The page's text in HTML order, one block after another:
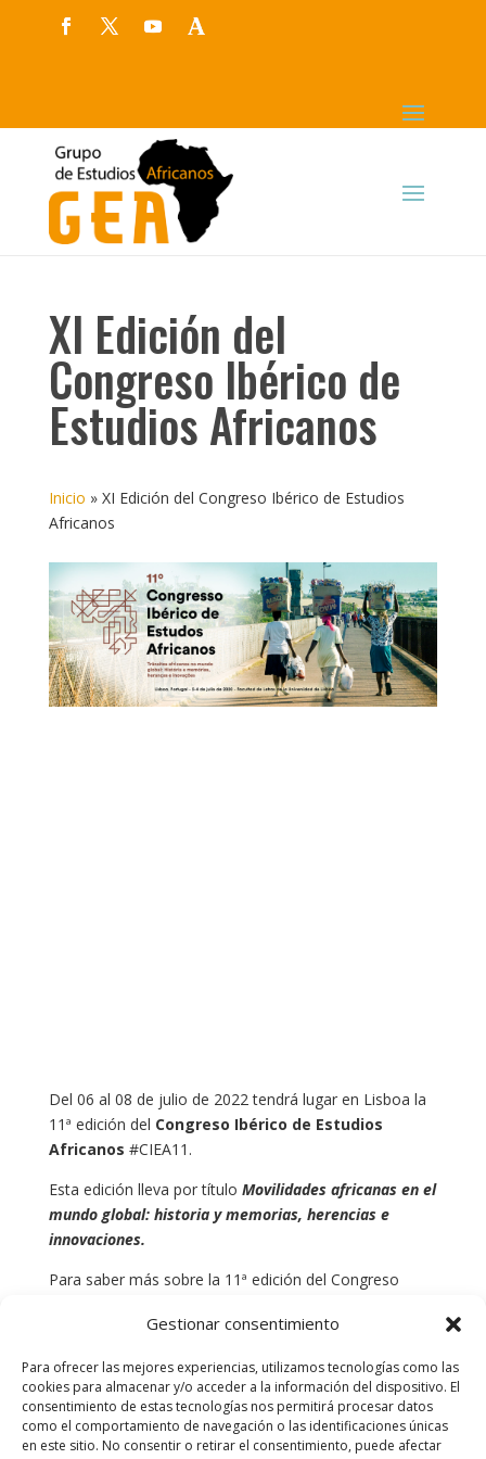
Gestionar consentimiento
Para ofrecer las mejores experiencias, utilizamos tecnologías como las
cookies para almacenar y/o acceder a la información del dispositivo. El
consentimiento de estas tecnologías nos permitirá procesar datos
como el comportamiento de navegación o las identificaciones únicas
en este sitio. No consentir o retirar el consentimiento, puede afectar
XI Edición del
Congreso Ibérico de
Estudios Africanos
Inicio » XI Edición del Congreso Ibérico de Estudios
Africanos
Del 06 al 08 de julio de 2022 tendrá lugar en Lisboa la
11ª edición del Congreso Ibérico de Estudios
Africanos #CIEA11.
Esta edición lleva por título Movilidades africanas en el
mundo global: historia y memorias, herencias e
innovaciones.
Para saber más sobre la 11ª edición del Congreso
directamente ahttps://ciea11.pt/index.php/es/